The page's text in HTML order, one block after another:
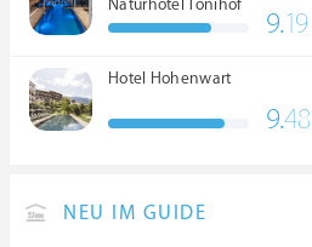
Naturhotel Tonihof
****S
9.19
Hotel Hohenwart
9.48
NEU IM GUIDE